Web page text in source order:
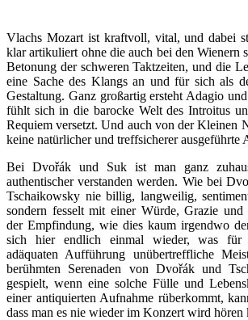
Vlachs Mozart ist kraftvoll, vital, und dabei
klar artikuliert ohne die auch bei den Wienern
Betonung der schweren Taktzeiten, und die
eine Sache des Klangs an und für sich als
Gestaltung. Ganz großartig ersteht Adagio
fühlt sich in die barocke Welt des Introitus
Requiem versetzt. Und auch von der Kleinen
keine natürlicher und treffsicherer ausgeführte
Bei Dvořák und Suk ist man ganz
authentischer verstanden werden. Wie bei
Tschaikowsky nie billig, langweilig,
sondern fesselt mit einer Würde, Grazie und
der Empfindung, wie dies kaum irgendwo
sich hier endlich einmal wieder, was für
adäquaten Aufführung unübertreffliche
berühmten Serenaden von Dvořák und
gespielt, wenn eine solche Fülle und
einer antiquierten Aufnahme rüberkommt,
dass man es nie wieder im Konzert wird hören